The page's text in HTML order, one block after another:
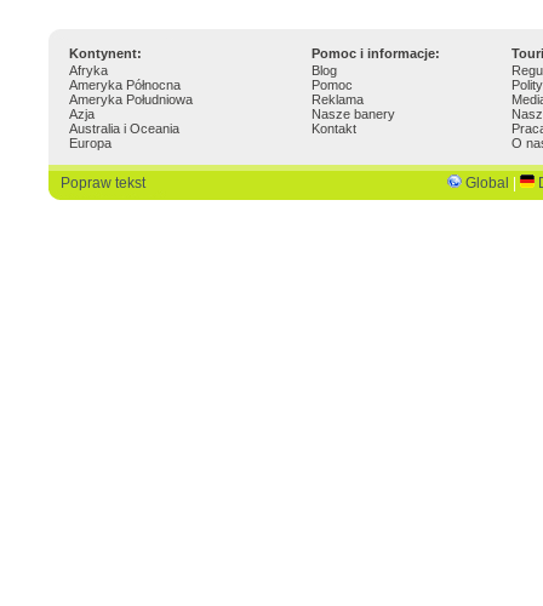
Kontynent: Pomoc i informacje:
Afryka
Ameryka Północna
Ameryka Południowa
Azja
Australia i Oceania
Europa
Blog
Pomoc
Reklama
Nasze banery
Kontakt
O
Popraw tekst Global